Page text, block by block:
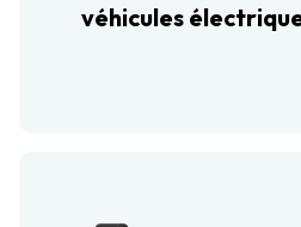
véhicules